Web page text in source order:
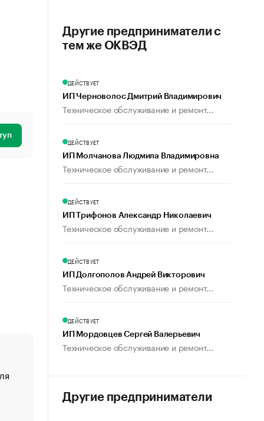
«Деньги будут не нужны»: что рассказал Маск в
Другие предприниматели с
тем же ОКВЭД
ДЕЙСТВУЕТ
ИП Черноволос Дмитрий Владимирович
Техническое обслуживание и ремонт...
ДЕЙСТВУЕТ
ИП Молчанова Людмила Владимировна
Техническое обслуживание и ремонт...
ДЕЙСТВУЕТ
ИП Трифонов Александр Николаевич
Техническое обслуживание и ремонт...
ДЕЙСТВУЕТ
ИП Долгополов Андрей Викторович
Техническое обслуживание и ремонт...
ДЕЙСТВУЕТ
ИП Мордовцев Сергей Валерьевич
Техническое обслуживание и ремонт...
Другие предприниматели